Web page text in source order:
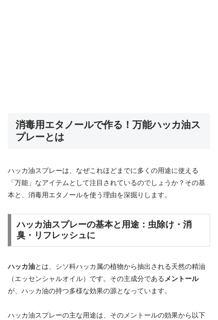
消毒用エタノールで作る！万能ハッカ油ス
プレーとは
ハッカ油スプレーは、なぜこれほどまでに多くの用途に使える
「万能」なアイテムとして注目されているのでしょうか？その基
本と、消毒用エタノールを使う理由を深掘りします。
ハッカ油スプレーの基本と用途：虫除け・消
臭・リフレッシュに
ハッカ油とは、シソ科ハッカ属の植物から抽出される天然の精油
（エッセンシャルオイル）です。その主成分であるメントール
が、ハッカ油の持つ多様な効果の源となっています。
ハッカ油スプレーの主な用途は、そのメントールの効果から以下